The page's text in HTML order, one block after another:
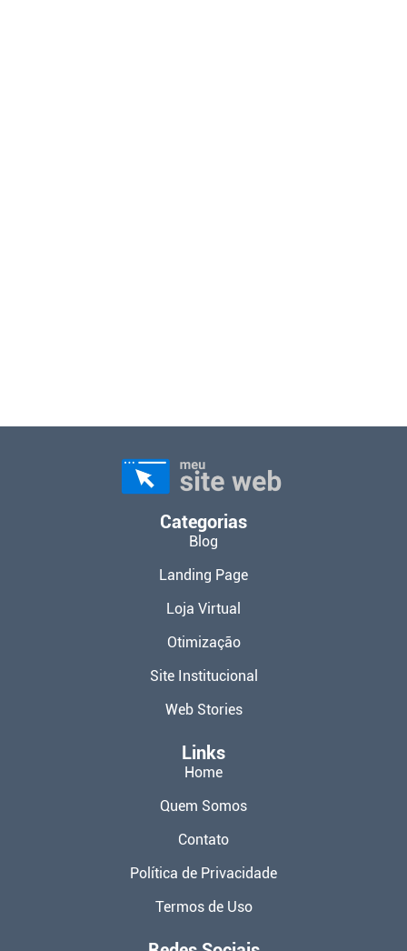
Categorias
Blog
Landing Page
Loja Virtual
Otimização
Site Institucional
Web Stories
Links
Home
Quem Somos
Contato
Política de Privacidade
Termos de Uso